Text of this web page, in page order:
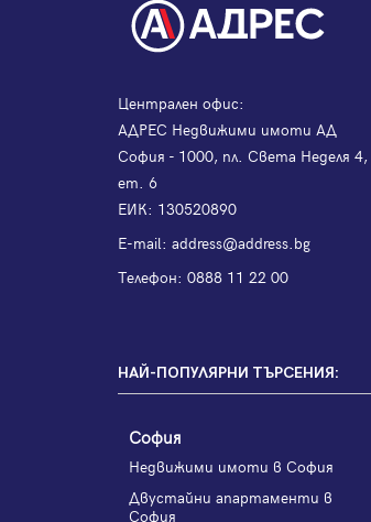
Централен офис:
АДРЕС Недвижими имоти АД
София - 1000, пл. Света Неделя 4,
ет. 6
ЕИК: 130520890
Е-mail: address@address.bg
Телефон: 0888 11 22 00
НАЙ-ПОПУЛЯРНИ ТЪРСЕНИЯ:
София
Недвижими имоти в София
Двустайни апартаменти в
София